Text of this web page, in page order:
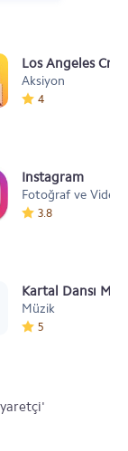
Los Angeles
Aksiyon
4
Instagram
Fotoğraf ve Video
3.8
Kartal Dansı
Müzik
5